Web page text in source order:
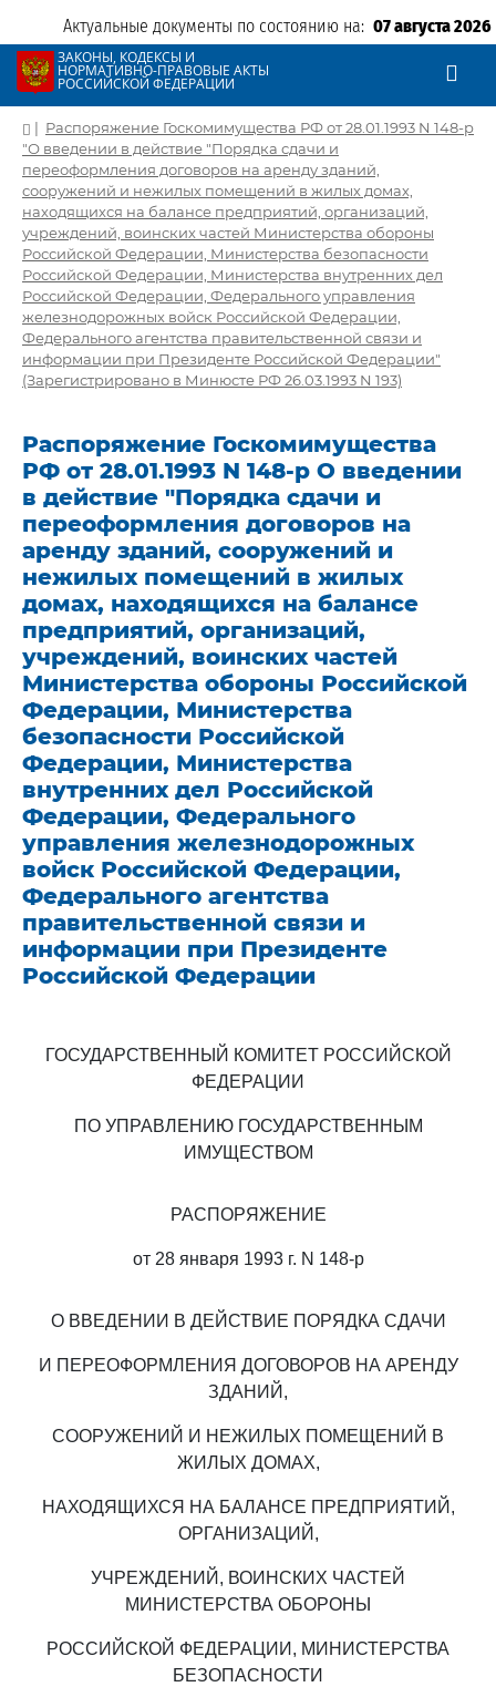
Актуальные документы по состоянию на: 07 августа 2026
ЗАКОНЫ, КОДЕКСЫ И
НОРМАТИВНО-ПРАВОВЫЕ АКТЫ
РОССИЙСКОЙ ФЕДЕРАЦИИ
| Распоряжение Госкомимущества РФ от 28.01.1993 N 148-р
"О введении в действие "Порядка сдачи и
переоформления договоров на аренду зданий,
сооружений и нежилых помещений в жилых домах,
находящихся на балансе предприятий, организаций,
учреждений, воинских частей Министерства обороны
Российской Федерации, Министерства безопасности
Российской Федерации, Министерства внутренних дел
Российской Федерации, Федерального управления
железнодорожных войск Российской Федерации,
Федерального агентства правительственной связи и
информации при Президенте Российской Федерации"
(Зарегистрировано в Минюсте РФ 26.03.1993 N 193)
Распоряжение Госкомимущества
РФ от 28.01.1993 N 148-р О введении
в действие "Порядка сдачи и
переоформления договоров на
аренду зданий, сооружений и
нежилых помещений в жилых
домах, находящихся на балансе
предприятий, организаций,
учреждений, воинских частей
Министерства обороны Российской
Федерации, Министерства
безопасности Российской
Федерации, Министерства
внутренних дел Российской
Федерации, Федерального
управления железнодорожных
войск Российской Федерации,
Федерального агентства
правительственной связи и
информации при Президенте
Российской Федерации
ГОСУДАРСТВЕННЫЙ КОМИТЕТ РОССИЙСКОЙ
ФЕДЕРАЦИИ
ПО УПРАВЛЕНИЮ ГОСУДАРСТВЕННЫМ
ИМУЩЕСТВОМ
РАСПОРЯЖЕНИЕ
от 28 января 1993 г. N 148-р
О ВВЕДЕНИИ В ДЕЙСТВИЕ ПОРЯДКА СДАЧИ
И ПЕРЕОФОРМЛЕНИЯ ДОГОВОРОВ НА АРЕНДУ
ЗДАНИЙ,
СООРУЖЕНИЙ И НЕЖИЛЫХ ПОМЕЩЕНИЙ В
ЖИЛЫХ ДОМАХ,
НАХОДЯЩИХСЯ НА БАЛАНСЕ ПРЕДПРИЯТИЙ,
ОРГАНИЗАЦИЙ,
УЧРЕЖДЕНИЙ, ВОИНСКИХ ЧАСТЕЙ
МИНИСТЕРСТВА ОБОРОНЫ
РОССИЙСКОЙ ФЕДЕРАЦИИ, МИНИСТЕРСТВА
БЕЗОПАСНОСТИ